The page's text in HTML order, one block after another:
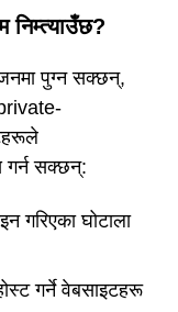
पुग्न सक्छन्,
गर्न सक्छन्:
गरिएका घोटाला
गर्ने वेबसाइटहरू